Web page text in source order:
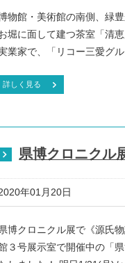
物館・美術館の南側、緑
堀に面して建つ茶室「清
業家で、「リコー三愛グ
詳しく見る
県博クロニクル
年01月20日
博クロニクル展で《源氏
３号展示室で開催中の「